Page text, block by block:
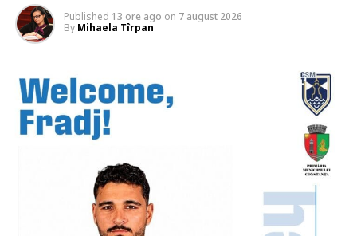
Published 13 ore ago on 7 august 2026
By Mihaela Tîrpan